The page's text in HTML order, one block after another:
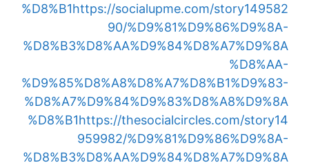
%D8%B1https://socialupme.com/story149582
90/%D9%81%D9%86%D9%8A-
%D8%B3%D8%AA%D9%84%D8%A7%D9%8A
%D8%AA-
%D9%85%D8%A8%D8%A7%D8%B1%D9%83-
%D8%A7%D9%84%D9%83%D8%A8%D9%8A
%D8%B1https://thesocialcircles.com/story14
959982/%D9%81%D9%86%D9%8A-
%D8%B3%D8%AA%D9%84%D8%A7%D9%8A